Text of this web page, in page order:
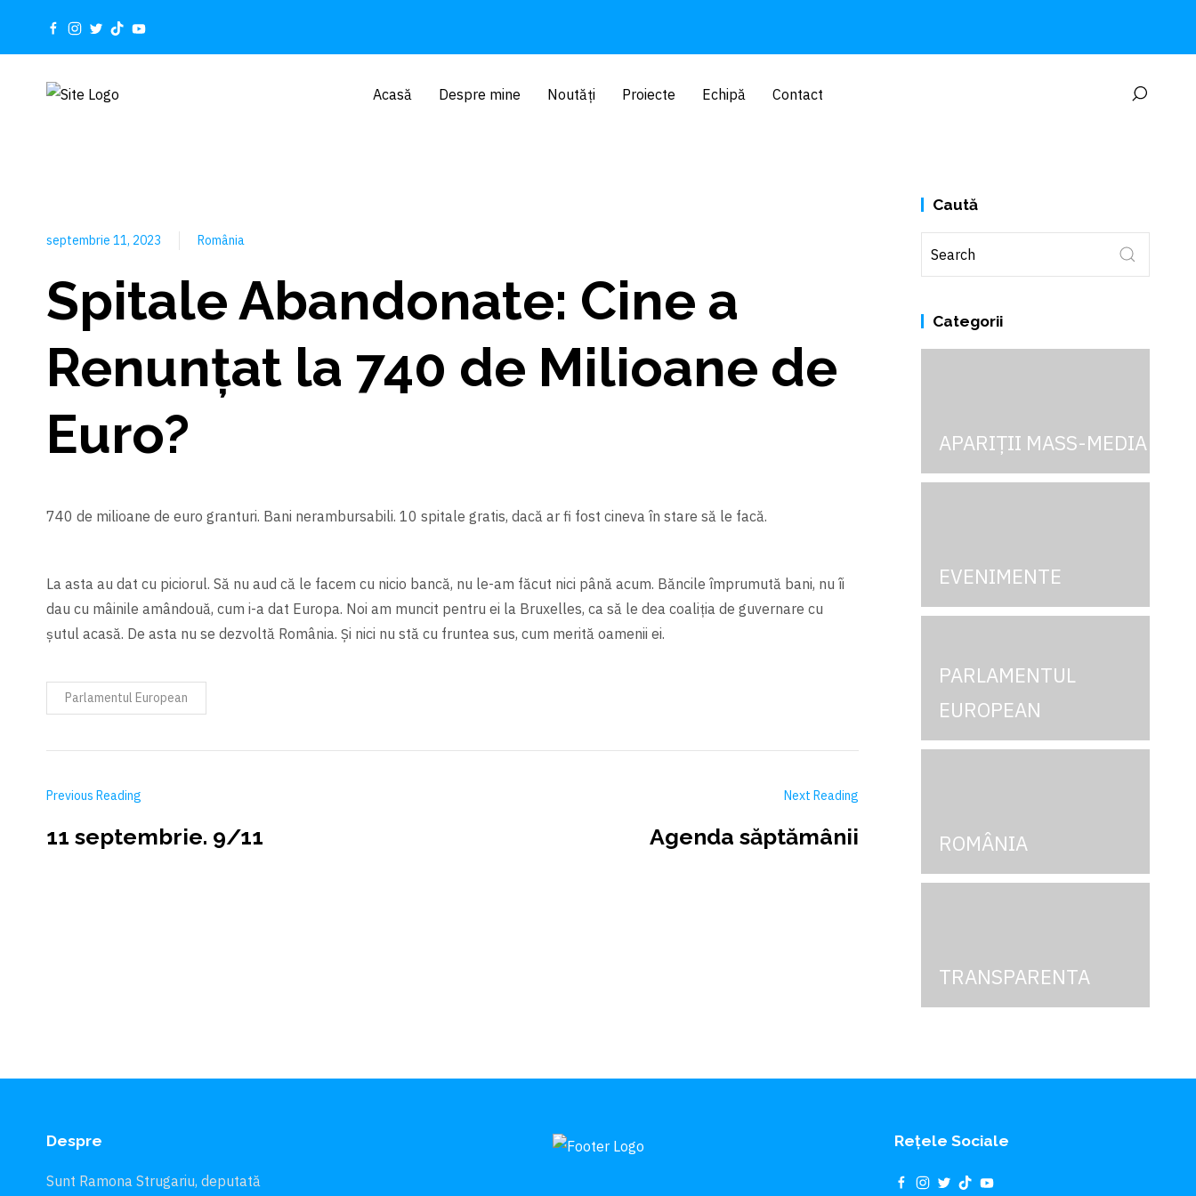
Acasă Despre mine Noutăți Proiecte Echipă Contact
septembrie 11, 2023 România
Spitale Abandonate: Cine a
Renunțat la 740 de Milioane de
Euro?
740 de milioane de euro granturi. Bani nerambursabili. 10 spitale gratis, dacă ar fi fost cineva în stare să le facă.
La asta au dat cu piciorul. Să nu aud că le facem cu nicio bancă, nu le-am făcut nici până acum. Băncile împrumută bani, nu îi
dau cu mâinile amândouă, cum i-a dat Europa. Noi am muncit pentru ei la Bruxelles, ca să le dea coaliția de guvernare cu
şutul acasă. De asta nu se dezvoltă România. Şi nici nu stă cu fruntea sus, cum merită oamenii ei.
Parlamentul European
Previous Reading
11 septembrie. 9/11
Next Reading
Agenda săptămânii
Caută
Categorii
APARIȚII MASS-MEDIA
EVENIMENTE
PARLAMENTUL
EUROPEAN
ROMÂNIA
TRANSPARENTA
Despre
Sunt Ramona Strugariu, deputată
Rețele Sociale